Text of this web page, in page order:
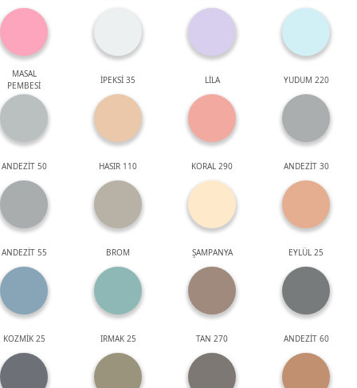
MASAL
PEMBESİ
İPEKSİ 35 LİLA YUDUM 220
ANDEZİT 50 HASIR 110 KORAL 290 ANDEZİT 30
ANDEZİT 55 BROM ŞAMPANYA EYLÜL 25
KOZMİK 25 IRMAK 25 TAN 270 ANDEZİT 60